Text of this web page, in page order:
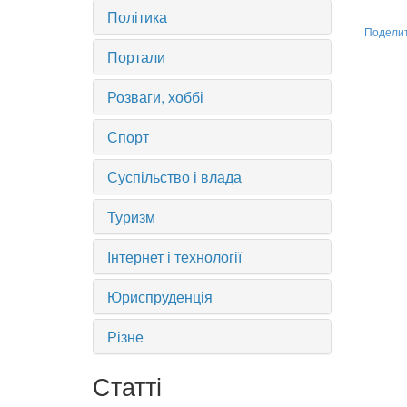
Політика
Портали
Розваги, хоббі
Спорт
Суспільство і влада
Туризм
Інтернет і технології
Юриспруденція
Різне
Статті